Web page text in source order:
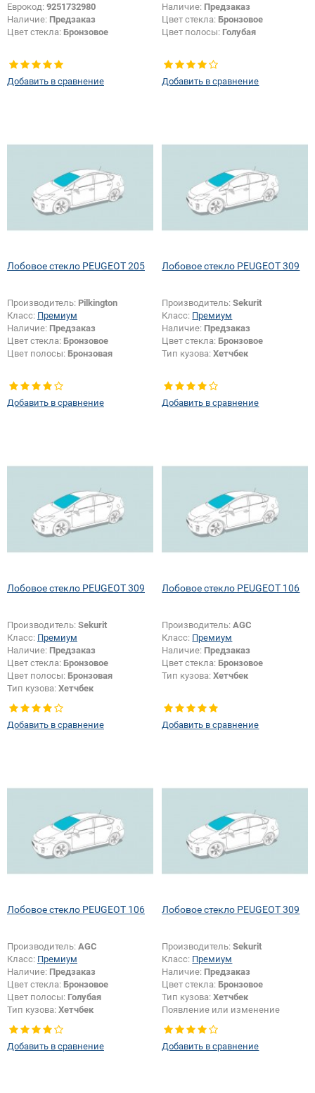
Еврокод: 9251732980
Наличие: Предзаказ
Цвет стекла: Бронзовое
Добавить в сравнение
Наличие: Предзаказ
Цвет стекла: Бронзовое
Цвет полосы: Голубая
Добавить в сравнение
Лобовое стекло PEUGEOT 205
Производитель: Pilkington
Класс: Премиум
Наличие: Предзаказ
Цвет стекла: Бронзовое
Цвет полосы: Бронзовая
Добавить в сравнение
Лобовое стекло PEUGEOT 309
Производитель:Sekurit
Класс: Премиум
Наличие: Предзаказ
Цвет стекла: Бронзовое
Тип кузова:Хетчбек
Добавить в сравнение
Лобовое стекло PEUGEOT 309
Производитель: Sekurit
Класс: Премиум
Наличие: Предзаказ
Цвет стекла: Бронзовое
Цвет полосы: Бронзовая
Тип кузова: Хетчбек
Добавить в сравнение
Лобовое стекло PEUGEOT 106
Производитель:AGC
Класс: Премиум
Наличие: Предзаказ
Цвет стекла: Бронзовое
Тип кузова:Хетчбек
Добавить в сравнение
Лобовое стекло PEUGEOT 106
Производитель: AGC
Класс: Премиум
Наличие: Предзаказ
Цвет стекла: Бронзовое
Цвет полосы: Голубая
Тип кузова: Хетчбек
Добавить в сравнение
Лобовое стекло PEUGEOT 309
Производитель:Sekurit
Класс: Премиум
Наличие: Предзаказ
Цвет стекла: Бронзовое
Тип кузова:Хетчбек
Появление или изменение
шелкографии:
Добавить в сравнение